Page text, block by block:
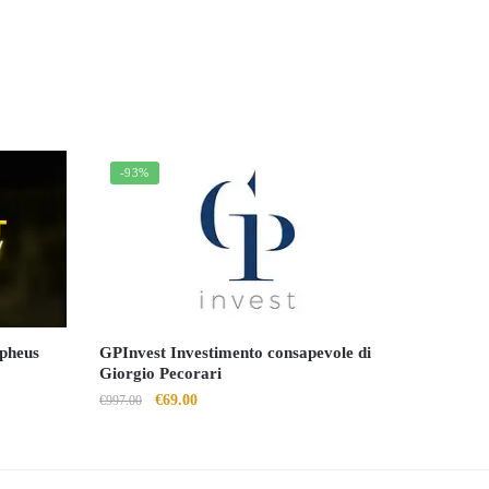
-93%
GPInvest Investimento consapevole di
Giorgio Pecorari
€997.00
Il
€69.00Il